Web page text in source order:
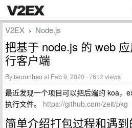
V2EX › Node.js
把基于 node.js 的 web
行客户端
Bytanrunhaoat Feb 9, 2020 · 7612 views
最近发现一个项目可以把后端的 koa，
执行文件。 https://github.com/zeit/pkg
简单介绍打包过程和遇到